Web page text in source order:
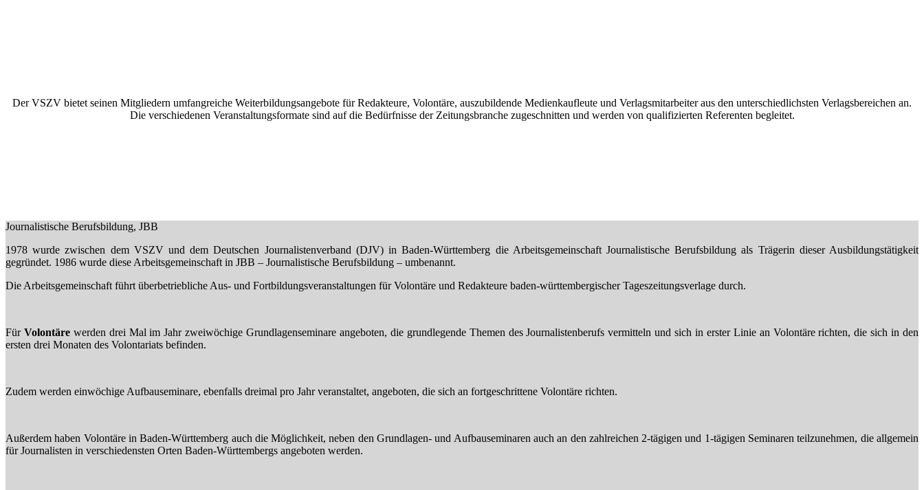
Der VSZV bietet seinen Mitgliedern umfangreiche Weiterbildungsangebote für Redakteure, Volontäre, auszubildende Medienkaufleute und Verlagsmitarbeiter aus den unterschiedlichsten Verlagsbereichen an.
Die verschiedenen Veranstaltungsformate sind auf die Bedürfnisse der Zeitungsbranche zugeschnitten und werden von qualifizierten Referenten begleitet.
Journalistische Berufsbildung, JBB
1978 wurde zwischen dem VSZV und dem Deutschen Journalistenverband (DJV) in Baden-Württemberg die Arbeitsgemeinschaft Journalistische Berufsbildung als Trägerin dieser Ausbildungstätigkeit
gegründet. 1986 wurde diese Arbeitsgemeinschaft in JBB – Journalistische Berufsbildung – umbenannt.
Die Arbeitsgemeinschaft führt überbetriebliche Aus- und Fortbildungsveranstaltungen für Volontäre und Redakteure baden-württembergischer Tageszeitungsverlage durch.
Für Volontärewerden drei Mal im Jahr zweiwöchige Grundlagenseminare angeboten, die grundlegende Themen des Journalistenberufs vermitteln und sich in erster Linie an Volontäre richten, die sich in den
ersten drei Monaten des Volontariats befinden.
Zudem werden einwöchige Aufbauseminare, ebenfalls dreimal pro Jahr veranstaltet, angeboten, die sich an fortgeschrittene Volontäre richten.
Außerdem haben Volontäre in Baden-Württemberg auch die Möglichkeit, neben den Grundlagen- und Aufbauseminaren auch an den zahlreichen 2-tägigen und 1-tägigen Seminaren teilzunehmen, die allgemein
für Journalisten in verschiedensten Orten Baden-Württembergs angeboten werden.